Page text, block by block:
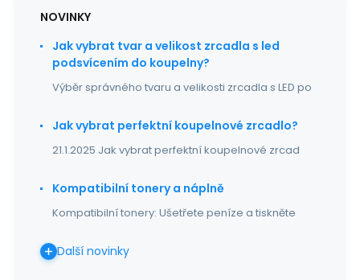
NOVINKY
Jak vybrat tvar a velikost zrcadla s led
podsvícením do koupelny?
Výběr správného tvaru a velikosti zrcadla s LED po
Jak vybrat perfektní koupelnové zrcadlo?
21.1.2025 Jak vybrat perfektní koupelnové zrcad
Kompatibilní tonery a náplně
Kompatibilní tonery: Ušetřete peníze a tiskněte
Další novinky